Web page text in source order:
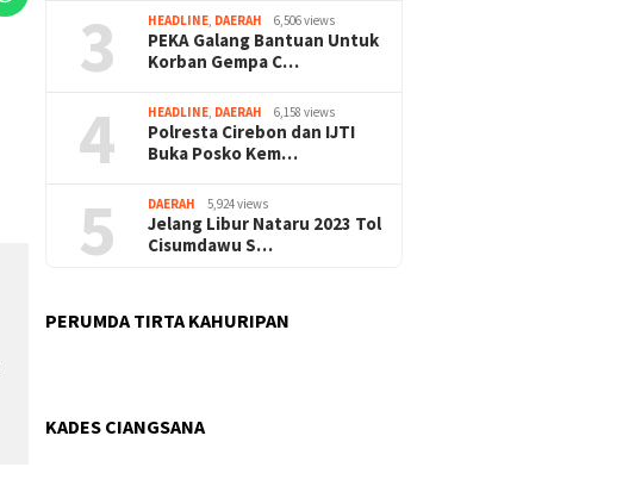
3 HEADLINE, DAERAH 6,506 views
PEKA Galang Bantuan Untuk
Korban Gempa C…
4 HEADLINE, DAERAH 6,158 views
Polresta Cirebon dan IJTI
Buka Posko Kem…
5 DAERAH 5,924 views
Jelang Libur Nataru 2023 Tol
Cisumdawu S…
PERUMDA TIRTA KAHURIPAN
KADES CIANGSANA